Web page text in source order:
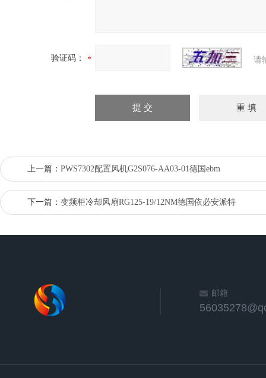
验证码： 请
上一篇： PWS7302配置风机G2S076-AA03-01德国ebm
下一篇： 变频柜冷却风扇RG125-19/12NM德国依必安派特
邮箱